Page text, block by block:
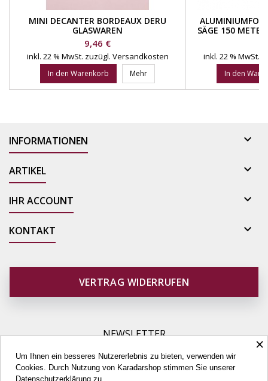
MINI DECANTER BORDEAUX DERU
GLASWAREN
Preis
9,46 €
inkl. 22 % MwSt. zuzügl. Versandkosten
In den Warenkorb Mehr
SÄGE 150
inkl. 22 % MwSt.
In den
INFORMATIONEN 
ARTIKEL 
IHR ACCOUNT 
KONTAKT 
VERTRAG WIDERRUFEN
NEWSLETTER
×
Um Ihnen ein besseres Nutzererlebnis zu bieten, verwenden wir
Cookies. Durch Nutzung von Karadarshop stimmen Sie unserer
Datenschutzerklärung zu.